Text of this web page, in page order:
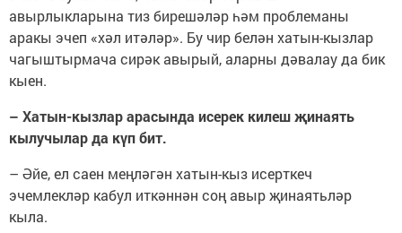
авырлыкларына тиз бирешәләр һәм проблеманы
аракы эчеп «хәл итәләр». Бу чир белән хатын-кызлар
чагыштырмача сирәк авырый, аларны дәвалау да бик
кыен.
– Хатын-кызлар арасында исерек килеш җинаять
кылучылар да күп бит.
– Әйе, ел саен меңләгән хатын-кыз исерткеч
эчемлекләр кабул иткәннән соң авыр җинаятьләр
кыла.